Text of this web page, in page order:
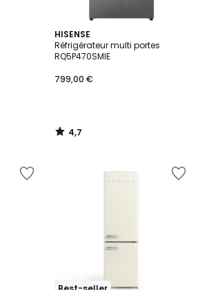
HISENSE
Réfrigérateur multi portes
RQ5P470SMIE
799,00 €
4,7
/ 5
4,7
/